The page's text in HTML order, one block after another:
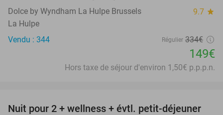
Dolce by Wyndham La Hulpe Brussels 9.7 star
La Hulpe
Vendu : 344
Régulier 334€
149€
Hors taxe de séjour d'environ 1,50€ p.p.p.n.
Nuit pour 2 + wellness + évtl. petit-déjeuner